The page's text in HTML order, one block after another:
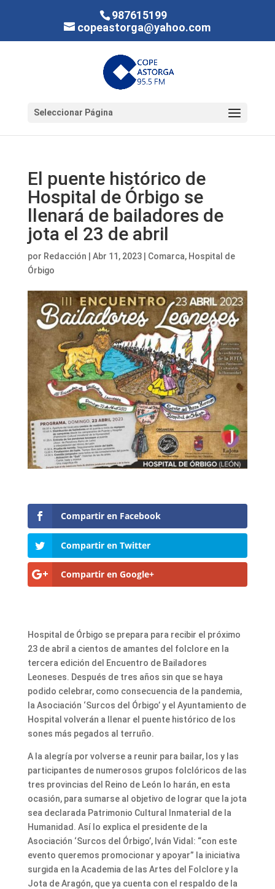
987615199
copeastorga@yahoo.com
Seleccionar Página
El puente histórico de
Hospital de Órbigo se
llenará de bailadores de
jota el 23 de abril
por Redacción Abr 11, 2023| Comarca, Hospital de
Órbigo
Compartir en Facebook
Compartir en Twitter
Compartir en Google+
Hospital de Órbigo se prepara para recibir el próximo
23 de abril a cientos de amantes del folclore en la
tercera edición del Encuentro de Bailadores
Leoneses. Después de tres años sin que se haya
podido celebrar, como consecuencia de la pandemia,
la Asociación ‘Surcos del Órbigo’ y el Ayuntamiento de
Hospital volverán a llenar el puente histórico de los
sones más pegados al terruño.
A la alegría por volverse a reunir para bailar, los y las
participantes de numerosos grupos folclóricos de las
tres provincias del Reino de León lo harán, en esta
ocasión, para sumarse al objetivo de lograr que la jota
sea declarada Patrimonio Cultural Inmaterial de la
Humanidad. Así lo explica el presidente de la
Asociación ‘Surcos del Órbigo’, Iván Vidal: “con este
evento queremos promocionar y apoyar” la iniciativa
surgida en la Academia de las Artes del Folclore y la
Jota de Aragón, que ya cuenta con el respaldo de la